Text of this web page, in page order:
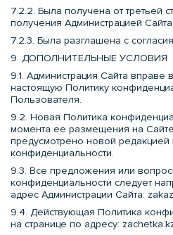
7.2.2. Была получена от третьей
получения Администрацией Сайта.
7.2.3. Была разглашена с
9. ДОПОЛНИТЕЛЬНЫЕ УСЛОВИЯ
9.1. Администрация Сайта вправе
настоящую Политику
Пользователя.
9.2. Новая Политика
момента ее размещения на
предусмотрено новой редакцией
конфиденциальности.
9.3. Все предложения или
конфиденциальности следует
адрес Администрации Сайта:
9.4. Действующая Политика
на странице по адресу: